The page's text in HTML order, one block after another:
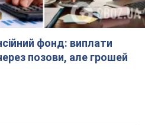
фонд: виплати
позови, але грошей